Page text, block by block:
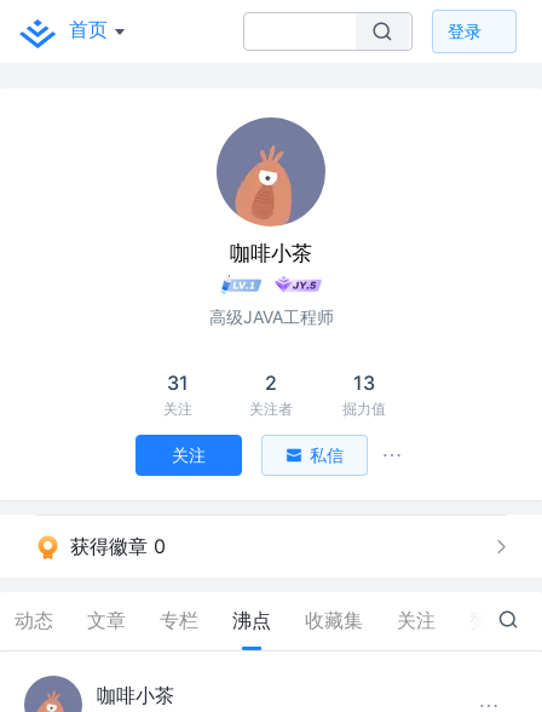
首页 登录
咖啡小茶
高级JAVA工程师
31
关注
2
关注者
13
掘力值
关注 私信
获得徽章 0
动态 文章 专栏 沸点 收藏集 关注 22
咖啡小茶